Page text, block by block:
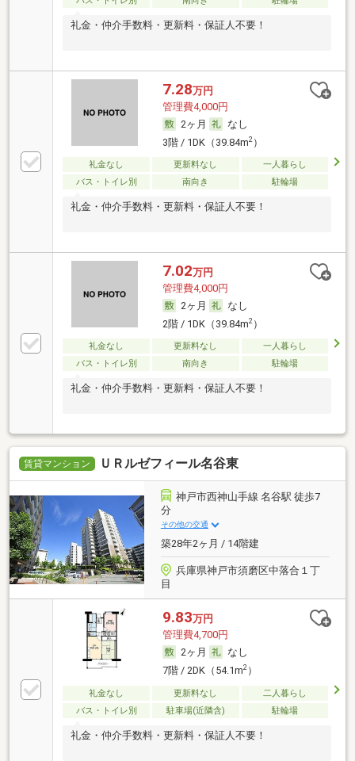
礼金・仲介手数料・更新料・保証人不要！
7.28万円
管理費4,000円
2ヶ月
なし
3階 / 1DK（39.84m2）
礼金なし 更新料なし
一人暮らし
バス・トイレ別
南向き 駐輪場
礼金・仲介手数料・更新料・保証人不要！
7.02万円
管理費4,000円
2ヶ月
なし
2階 / 1DK（39.84m2）
礼金なし 更新料なし
一人暮らし
バス・トイレ別
南向き 駐輪場
礼金・仲介手数料・更新料・保証人不要！
賃貸マンション ＵＲルゼフィール名谷東
神戸市西神山手線 名谷駅 徒歩7
分
その他の交通
築28年2ヶ月 / 14階建
兵庫県神戸市須磨区中落合１丁
目
9.83万円
管理費4,700円
2ヶ月
なし
7階 / 2DK（54.1m2）
礼金なし 更新料なし
二人暮らし
バス・トイレ別
駐車場(近隣含) 駐輪場
礼金・仲介手数料・更新料・保証人不要！